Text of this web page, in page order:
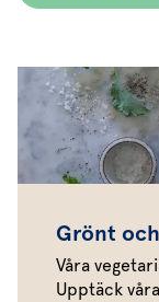
Grönt
Våra
Upptäck